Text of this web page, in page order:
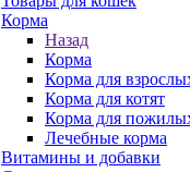
Корма
Назад
Корма
Корма для
Корма для котят
Корма для
Лечебные корма
Витамины и добавки